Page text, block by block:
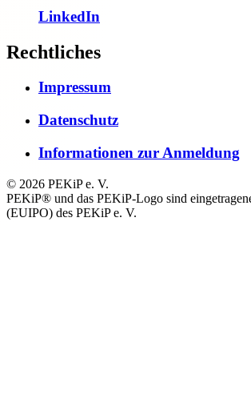
LinkedIn
Rechtliches
Impressum
Datenschutz
Informationen zur Anmeldung
© 2026 PEKiP e. V.
PEKiP® und das PEKiP-Logo sind
(EUIPO) des PEKiP e. V.